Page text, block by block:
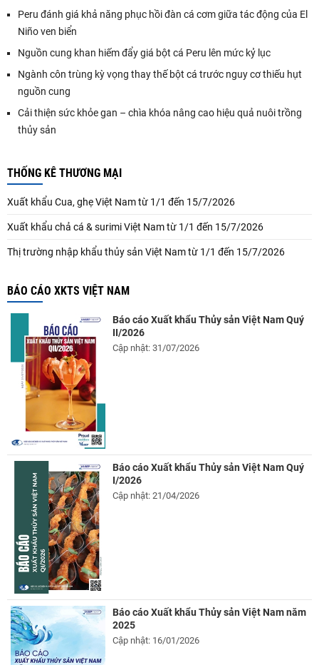
Peru đánh giá khả năng phục hồi đàn cá cơm giữa tác động của El
Niño ven biển
Nguồn cung khan hiếm đẩy giá bột cá Peru lên mức kỷ lục
Ngành côn trùng kỳ vọng thay thế bột cá trước nguy cơ thiếu hụt
nguồn cung
Cải thiện sức khỏe gan – chìa khóa nâng cao hiệu quả nuôi trồng
thủy sản
THỐNG KÊ THƯƠNG MẠI
Xuất khẩu Cua, ghẹ Việt Nam từ 1/1 đến 15/7/2026
Xuất khẩu chả cá & surimi Việt Nam từ 1/1 đến 15/7/2026
Thị trường nhập khẩu thủy sản Việt Nam từ 1/1 đến 15/7/2026
BÁO CÁO XKTS VIỆT NAM
Báo cáo Xuất khẩu Thủy sản Việt Nam Quý
II/2026
Cập nhật: 31/07/2026
Báo cáo Xuất khẩu Thủy sản Việt Nam Quý
I/2026
Cập nhật: 21/04/2026
Báo cáo Xuất khẩu Thủy sản Việt Nam năm
2025
Cập nhật: 16/01/2026